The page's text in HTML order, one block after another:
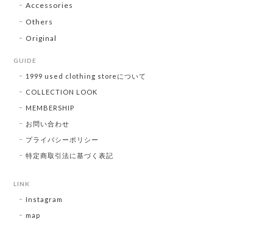
Accessories
Others
Original
GUIDE
1999 used clothing storeについて
COLLECTION LOOK
MEMBERSHIP
お問い合わせ
プライバシーポリシー
特定商取引法に基づく表記
LINK
Instagram
map